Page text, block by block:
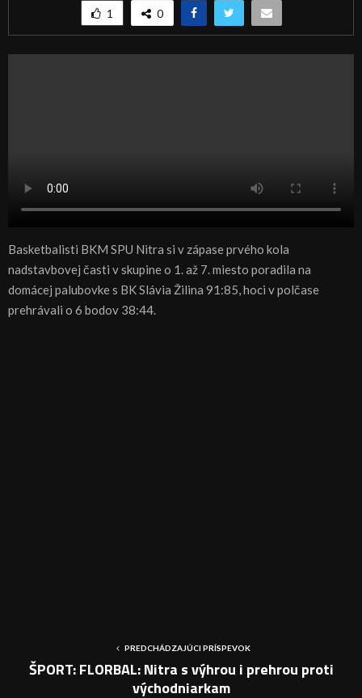
1 0
Basketbalisti BKM SPU Nitra si v zápase prvého kola
nadstavbovej časti v skupine o 1. až 7. miesto poradila na
domácej palubovke s BK Slávia Žilina 91:85, hoci v polčase
prehrávali o 6 bodov 38:44.
PREDCHÁDZAJÚCI PRÍSPEVOK
ŠPORT: FLORBAL: Nitra s výhrou i prehrou proti
východniarkam